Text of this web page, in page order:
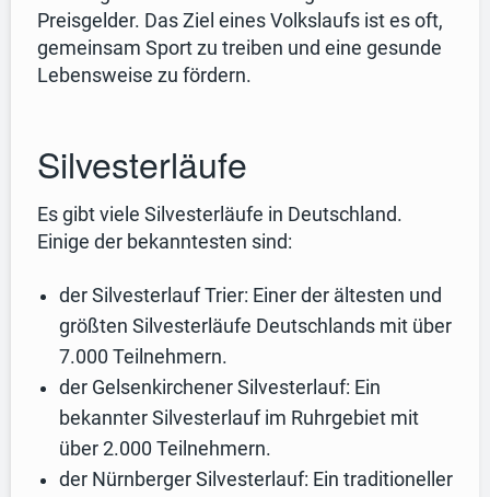
Preisgelder. Das Ziel eines Volkslaufs ist es oft,
gemeinsam Sport zu treiben und eine gesunde
Lebensweise zu fördern.
Silvesterläufe
Es gibt viele Silvesterläufe in Deutschland.
Einige der bekanntesten sind:
der Silvesterlauf Trier: Einer der ältesten und
größten Silvesterläufe Deutschlands mit über
7.000 Teilnehmern.
der Gelsenkirchener Silvesterlauf: Ein
bekannter Silvesterlauf im Ruhrgebiet mit
über 2.000 Teilnehmern.
der Nürnberger Silvesterlauf: Ein traditioneller